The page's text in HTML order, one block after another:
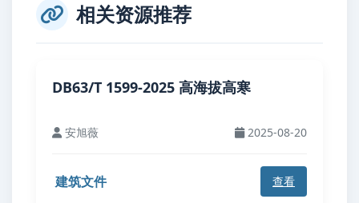
相关资源推荐
DB63/T 1599-2025 高海拔高寒
安旭薇 2025-08-20
建筑文件 查看